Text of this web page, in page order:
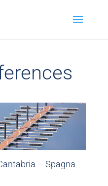
– Spagna